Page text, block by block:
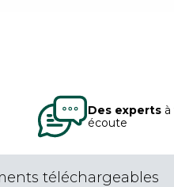
Des expertsà
écoute
téléchargeables